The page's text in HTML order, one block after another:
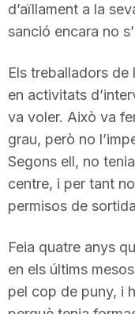
d’aïllament a la
sanció encara no
Els treballadors
en activitats
va voler. Això va
grau, però no
Segons ell, no
centre, i per tant
permisos de
Feia quatre anys
en els últims
pel cop de puny, i